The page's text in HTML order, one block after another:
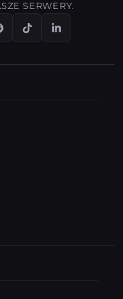
SERWERY.